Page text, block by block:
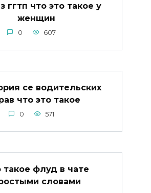
ггтп что это такое у
женщин
0 607
се водительских
что это такое
0 571
такое флуд в чате
словами